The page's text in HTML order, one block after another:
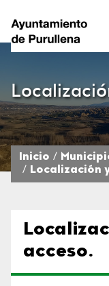
Inicio
Localización
acceso.